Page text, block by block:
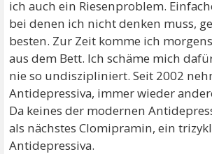
ich auch ein Riesenproblem.
bei denen ich nicht denken muss,
besten. Zur Zeit komme ich
aus dem Bett. Ich schäme mich
nie so undiszipliniert. Seit 2002
Antidepressiva, immer wieder
Da keines der modernen
als nächstes Clomipramin, ein
Antidepressiva.